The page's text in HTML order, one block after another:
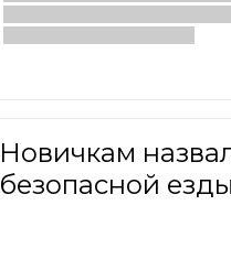
Новичкам
безопасной